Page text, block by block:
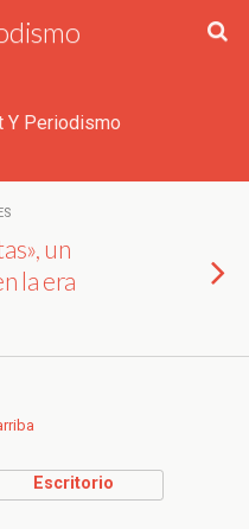
Y Periodismo
un
la era
Escritorio